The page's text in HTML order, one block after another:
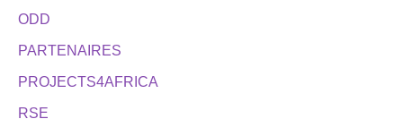
ODD
PARTENAIRES
PROJECTS4AFRICA
RSE